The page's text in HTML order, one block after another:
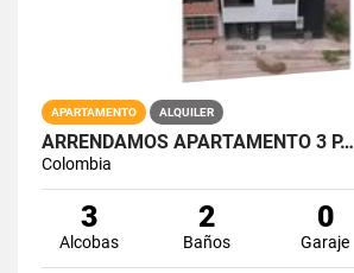
APARTAMENTO ALQUILER
ARRENDAMOS APARTAMENTO 3 P…
Colombia
3
Alcobas
2
Baños
0
Garaje